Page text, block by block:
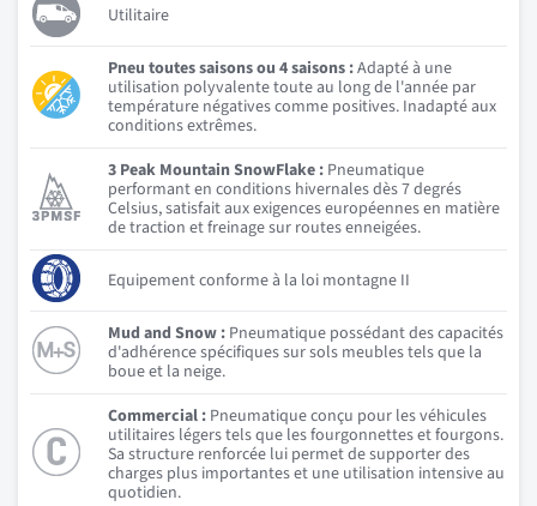
Utilitaire
Pneu toutes saisons ou 4 saisons :Adapté à une
utilisation polyvalente toute au long de l'année par
température négatives comme positives. Inadapté aux
conditions extrêmes.
3 Peak Mountain SnowFlake : Pneumatique
performant en conditions hivernales dès 7 degrés
Celsius, satisfait aux exigences européennes en matière
de traction et freinage sur routes enneigées.
Equipement conforme à la loi montagne II
Mud and Snow : Pneumatique possédant des capacités
d'adhérence spécifiques sur sols meubles tels que la
boue et la neige.
Commercial : Pneumatique conçu pour les véhicules
utilitaires légers tels que les fourgonnettes et fourgons.
Sa structure renforcée lui permet de supporter des
charges plus importantes et une utilisation intensive au
quotidien.